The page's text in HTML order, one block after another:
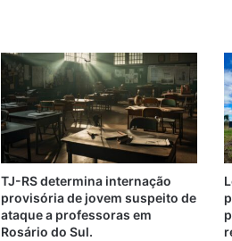
TJ-RS determina internação
provisória de jovem suspeito de
ataque a professoras em
Rosário do Sul.